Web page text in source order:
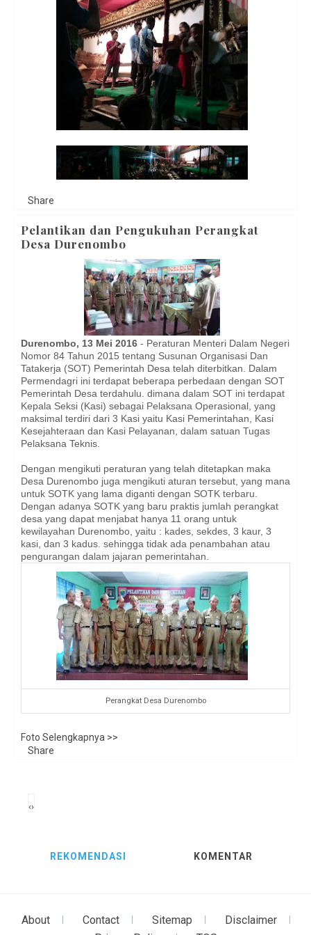
Share
Pelantikan dan Pengukuhan Perangkat
Desa Durenombo
Durenombo, 13 Mei 2016 - Peraturan Menteri Dalam Negeri
Nomor 84 Tahun 2015 tentang Susunan Organisasi Dan
Tatakerja (SOT) Pemerintah Desa telah diterbitkan. Dalam
Permendagri ini terdapat beberapa perbedaan dengan SOT
Pemerintah Desa terdahulu. dimana dalam SOT ini terdapat
Kepala Seksi (Kasi) sebagai Pelaksana Operasional, yang
maksimal terdiri dari 3 Kasi yaitu Kasi Pemerintahan, Kasi
Kesejahteraan dan Kasi Pelayanan, dalam satuan Tugas
Pelaksana Teknis.
Dengan mengikuti peraturan yang telah ditetapkan maka
Desa Durenombo juga mengikuti aturan tersebut, yang mana
untuk SOTK yang lama diganti dengan SOTK terbaru.
Dengan adanya SOTK yang baru praktis jumlah perangkat
desa yang dapat menjabat hanya 11 orang untuk
kewilayahan Durenombo, yaitu : kades, sekdes, 3 kaur, 3
kasi, dan 3 kadus. sehingga tidak ada penambahan atau
pengurangan dalam jajaran pemerintahan.
Perangkat Desa Durenombo
Foto Selengkapnya >>
Share
‹›
REKOMENDASI KOMENTAR
About Contact Sitemap
Disclaimer